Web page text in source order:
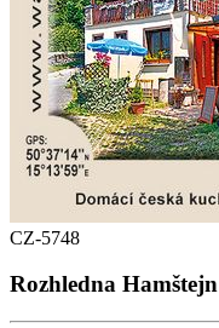
CZ-5748
Rozhledna Hamštejn